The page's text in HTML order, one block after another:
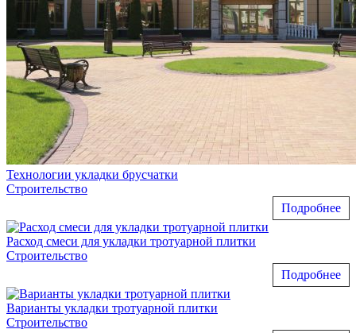
Технологии укладки брусчатки
Строительство
Подробнее
Расход смеси для укладки тротуарной плитки
Строительство
Подробнее
Варианты укладки тротуарной плитки
Строительство